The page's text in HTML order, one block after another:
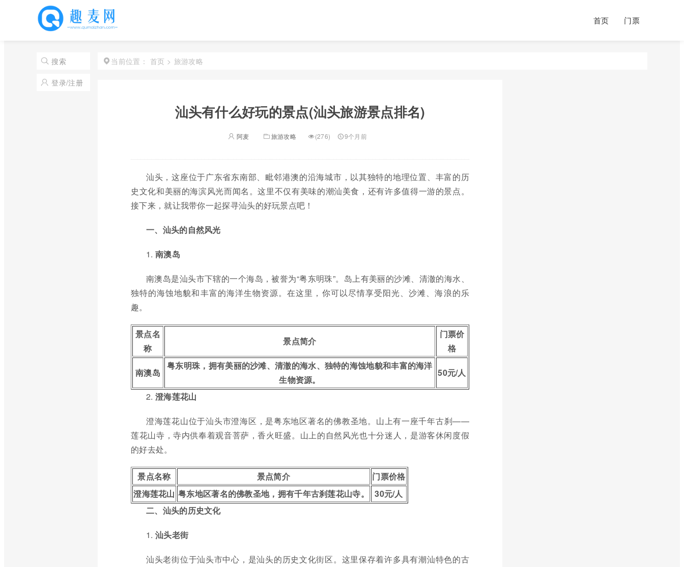
首页 门票
搜索
登录/注册
当前位置： 首页 > 旅游攻略
汕头有什么好玩的景点(汕头旅游景点排名)
阿麦 旅游攻略 (276) 9个月前
汕头，这座位于广东省东南部、毗邻港澳的沿海城市，以其独特的地理位置、丰富的历
史文化和美丽的海滨风光而闻名。这里不仅有美味的潮汕美食，还有许多值得一游的景点。
接下来，就让我带你一起探寻汕头的好玩景点吧！
一、汕头的自然风光
1. 南澳岛
南澳岛是汕头市下辖的一个海岛，被誉为“粤东明珠”。岛上有美丽的沙滩、清澈的海水、
独特的海蚀地貌和丰富的海洋生物资源。在这里，你可以尽情享受阳光、沙滩、海浪的乐
趣。
景点名
称
景点简介
门票价
格
南澳岛
粤东明珠，拥有美丽的沙滩、清澈的海水、独特的海蚀地貌和丰富的海洋
生物资源。
50元/人
2. 澄海莲花山
澄海莲花山位于汕头市澄海区，是粤东地区著名的佛教圣地。山上有一座千年古刹——
莲花山寺，寺内供奉着观音菩萨，香火旺盛。山上的自然风光也十分迷人，是游客休闲度假
的好去处。
景点名称 景点简介
门票价格
澄海莲花山 粤东地区著名的佛教圣地，拥有千年古刹莲花山寺。
30元/人
二、汕头的历史文化
1. 汕头老街
汕头老街位于汕头市中心，是汕头的历史文化街区。这里保存着许多具有潮汕特色的古